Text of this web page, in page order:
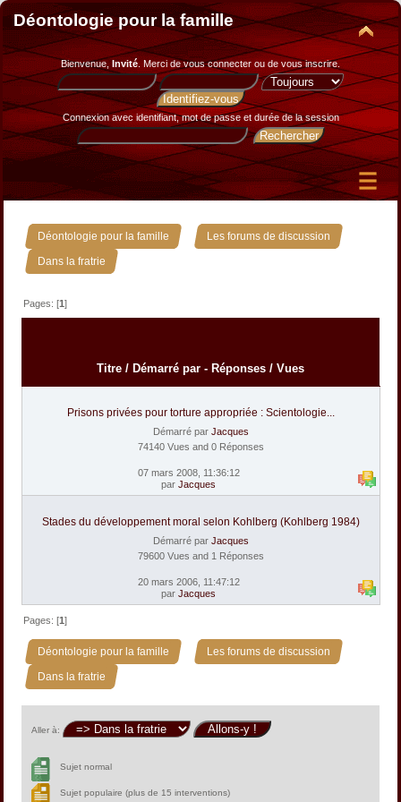
Déontologie pour la famille
Bienvenue, Invité. Merci devous connecter ou de vous inscrire.
Connexion avec identifiant, mot de passe et durée de la session
Déontologie pour la famille » Les forums de discussion »
Dans la fratrie
Pages: [1]
Titre / Démarré par - Réponses / Vues
Prisons privées pour torture appropriée : Scientologie...
Démarré par Jacques
74140 Vues and 0 Réponses
07 mars 2008, 11:36:12
par Jacques
Stades du développement moral selon Kohlberg (Kohlberg 1984)
Démarré par Jacques
79600 Vues and 1 Réponses
20 mars 2006, 11:47:12
par Jacques
Pages: [1]
Déontologie pour la famille » Les forums de discussion »
Dans la fratrie
Aller à:
Sujet normal
Sujet populaire (plus de 15 interventions)